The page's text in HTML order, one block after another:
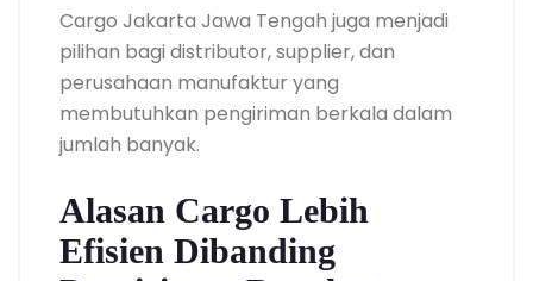
Cargo Jakarta Jawa Tengah juga menjadi
pilihan bagi distributor, supplier, dan
perusahaan manufaktur yang
membutuhkan pengiriman berkala dalam
jumlah banyak.
Alasan Cargo Lebih
Efisien Dibanding